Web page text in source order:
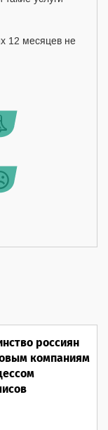
12 месяцев не
россиян
компаниям